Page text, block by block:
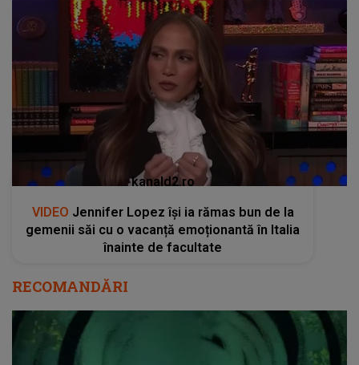
kanald2.ro
VIDEO Jennifer Lopez își ia rămas bun de la
gemenii săi cu o vacanță emoționantă în Italia
înainte de facultate
RECOMANDĂRI